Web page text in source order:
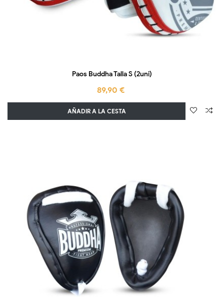
Paos Buddha Talla S (2uni)
89,90 €
AÑADIR A LA CESTA